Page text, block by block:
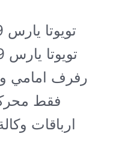
تويوتا يارس 2019 قير اوتماتيك بنزين
رفرف امامي
فقط
ارباقات